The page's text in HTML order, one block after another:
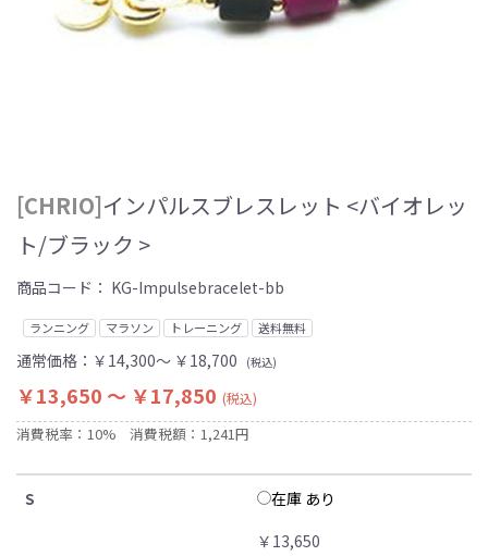
[CHRIO]インパルスブレスレット <バイオレッ
ト/ブラック >
商品コード： KG-Impulsebracelet-bb
ランニング マラソン トレーニング 送料無料
通常価格： ￥14,300～ ￥18,700 (税込)
￥13,650 ～ ￥17,850 (税込)
消費税率：10% 消費税額：1,241円
S
在庫 あり
￥13,650